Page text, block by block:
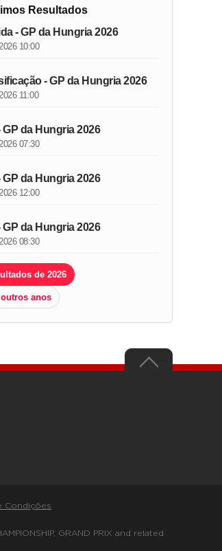
Resultados
- GP da Hungria 2026
10:00
- GP da Hungria 2026
11:00
GP da Hungria 2026
07:30
GP da Hungria 2026
12:00
GP da Hungria 2026
08:30
de 2026
outros anos
Condições
GRAND PRIX and related